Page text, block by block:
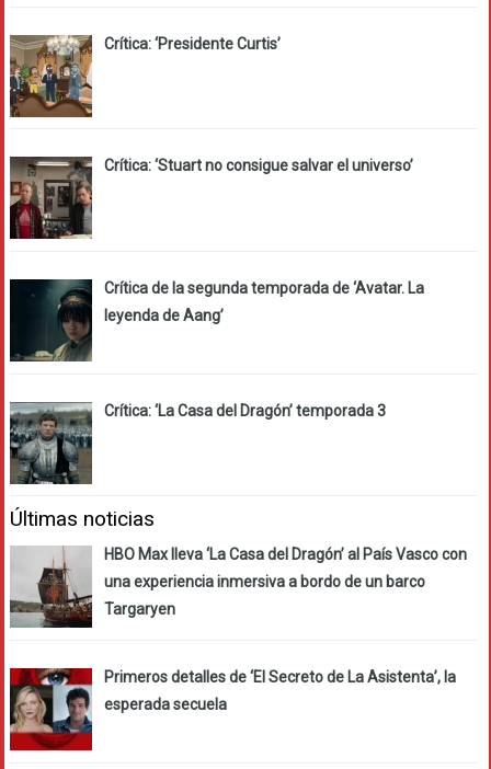
Crítica: ‘Presidente Curtis’
Crítica: ‘Stuart no consigue salvar el universo’
Crítica de la segunda temporada de ‘Avatar. La
leyenda de Aang’
Crítica: ‘La Casa del Dragón’ temporada 3
Últimas noticias
HBO Max lleva ‘La Casa del Dragón’ al País Vasco con
una experiencia inmersiva a bordo de un barco
Targaryen
Primeros detalles de ‘El Secreto de La Asistenta’, la
esperada secuela